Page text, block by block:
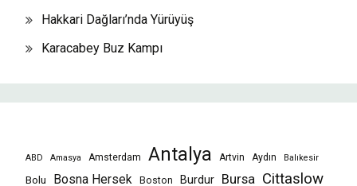
Hakkari Dağları’nda Yürüyüş
Karacabey Buz Kampı
ABD Amasya Amsterdam Antalya Artvin Aydın Balıkesir
Bolu Bosna Hersek Boston Burdur Bursa Cittaslow